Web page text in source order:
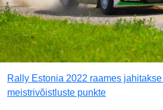
Rally Estonia 2022 raames
meistrivõistluste punkte